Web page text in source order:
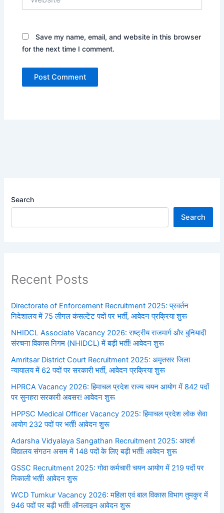
Save my name, email, and website in this browser
for the next time I comment.
Search
Search
Recent Posts
Directorate of Enforcement Recruitment 2025: प्रवर्तन
निदेशालय में 75 लीगल कंसल्टेंट पदों पर भर्ती, आवेदन प्रक्रिया शुरू
NHIDCL Associate Vacancy 2026: राष्ट्रीय राजमार्ग और बुनियादी
संरचना विकास निगम (NHIDCL) में बड़ी भर्ती! आवेदन शुरू
Amritsar District Court Recruitment 2025: अमृतसर जिला
न्यायालय में 62 पदों पर सरकारी भर्ती, आवेदन प्रक्रिया शुरू
HPRCA Vacancy 2026: हिमाचल प्रदेश राज्य चयन आयोग में 842 पदों
पर सुनहरा सरकारी अवसर! आवेदन शुरू
HPPSC Medical Officer Vacancy 2025: हिमाचल प्रदेश लोक सेवा
आयोग 232 पदों पर भर्ती! आवेदन शुरू
Adarsha Vidyalaya Sangathan Recruitment 2025: आदर्श
विद्यालय संगठन असम में 148 पदों के लिए बड़ी भर्ती! आवेदन शुरू
GSSC Recruitment 2025: गोवा कर्मचारी चयन आयोग में 219 पदों पर
निकाली भर्ती! आवेदन शुरू
WCD Tumkur Vacancy 2026: महिला एवं बाल विकास विभाग तुमकुर में
946 पदों पर बड़ी भर्ती! ऑनलाइन आवेदन शुरू